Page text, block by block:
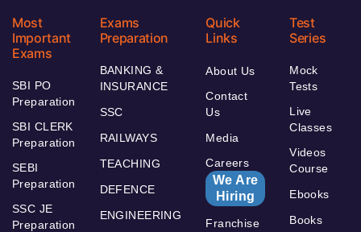
Most
Important
Exams
SBI PO
Preparation
SBI CLERK
Preparation
SEBI
Preparation
SSC JE
Preparation
Exams
Preparation
BANKING &
INSURANCE
SSC
RAILWAYS
TEACHING
DEFENCE
ENGINEERING
Quick
Links
About Us
Contact
Us
Media
Careers
We Are
Hiring
Franchise
Test
Series
Mock
Tests
Live
Classes
Videos
Course
Ebooks
Books